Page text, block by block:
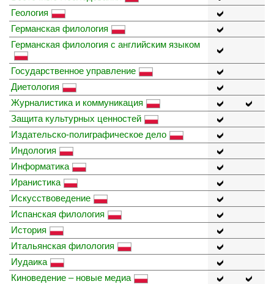
Геология
Германская филология
Германская филология с английским языком
Государственное управление
Диетология
Журналистика и коммуникация
Защита культурных ценностей
Издательско-полиграфическое дело
Индология
Информатика
Иранистика
Искусствоведение
Испанская филология
История
Итальянская филология
Иудаика
Киноведение – новые медиа